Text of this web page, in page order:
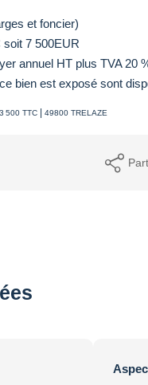
et foncier)
soit 7 500EUR
annuel HT plus TVA 20
bien est exposé sont
500 TTC 49800 TRELAZE